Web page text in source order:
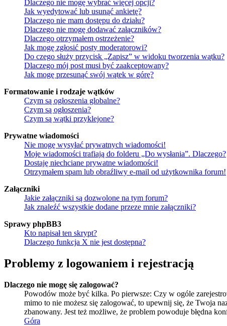
Dlaczego nie mogę wybrać więcej opcji?
Jak wyedytować lub usunąć ankietę?
Dlaczego nie mam dostępu do działu?
Dlaczego nie mogę dodawać załączników?
Dlaczego otrzymałem ostrzeżenie?
Jak mogę zgłosić posty moderatorowi?
Do czego służy przycisk „Zapisz” w widoku tworzenia wątku?
Dlaczego mój post musi być zaakceptowany?
Jak mogę przesunąć swój wątek w górę?
Formatowanie i rodzaje wątków
Czym są ogłoszenia globalne?
Czym są ogłoszenia?
Czym są wątki przyklejone?
Prywatne wiadomości
Nie mogę wysyłać prywatnych wiadomości!
Moje wiadomości trafiają do folderu „Do wysłania”. Dlaczego?
Dostaję niechciane prywatne wiadomości!
Otrzymałem spam lub obraźliwy e-mail od użytkownika forum!
Załączniki
Jakie załączniki są dozwolone na tym forum?
Jak znaleźć wszystkie dodane przeze mnie załączniki?
Sprawy phpBB3
Kto napisał ten skrypt?
Dlaczego funkcja X nie jest dostępna?
Problemy z logowaniem i rejestracją
Dlaczego nie mogę się zalogować?
Powodów może być kilka. Po pierwsze: Czy w ogóle
mimo to nie możesz się zalogować, to upewnij się, że Twoja
zbanowany. Jest też możliwe, że problem powoduje błędna
Góra